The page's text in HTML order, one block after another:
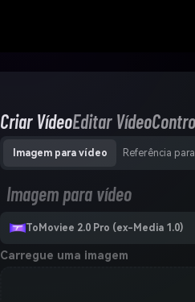
Criar VídeoEditar Vídeo
Imagem para vídeo Referência
Imagem para vídeo
ToMoviee 2.0 Pro (ex-Media 1.0)
Carregue uma imagem